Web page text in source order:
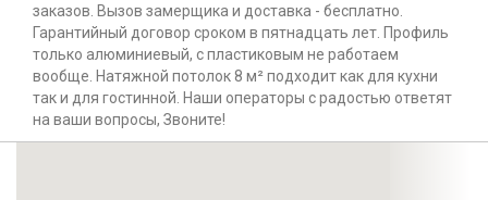
заказов. Вызов замерщика и доставка - бесплатно.
Гарантийный договор сроком в пятнадцать лет. Профиль
только алюминиевый, с пластиковым не работаем
вообще. Натяжной потолок 8 м² подходит как для кухни
так и для гостинной. Наши операторы с радостью ответят
на ваши вопросы, Звоните!